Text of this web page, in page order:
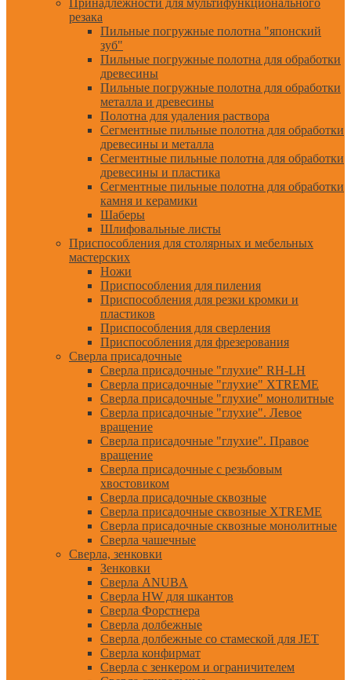
Принадлежности для мультифункционального
резака
Пильные погружные полотна "японский
зуб"
Пильные погружные полотна для обработки
древесины
Пильные погружные полотна для обработки
металла и древесины
Полотна для удаления раствора
Сегментные пильные полотна для обработки
древесины и металла
Сегментные пильные полотна для обработки
древесины и пластика
Сегментные пильные полотна для обработки
камня и керамики
Шаберы
Шлифовальные листы
Приспособления для столярных и мебельных
мастерских
Ножи
Приспособления для пиления
Приспособления для резки кромки и
пластиков
Приспособления для сверления
Приспособления для фрезерования
Сверла присадочные
Сверла присадочные "глухие" RH-LH
Сверла присадочные "глухие" XTREME
Сверла присадочные "глухие" монолитные
Сверла присадочные "глухие". Левое
вращение
Сверла присадочные "глухие". Правое
вращение
Сверла присадочные с резьбовым
хвостовиком
Сверла присадочные сквозные
Сверла присадочные сквозные XTREME
Сверла присадочные сквозные монолитные
Сверла чашечные
Сверла, зенковки
Зенковки
Сверла ANUBA
Сверла HW для шкантов
Сверла Форстнера
Сверла долбежные
Сверла долбежные со стамеской для JET
Сверла конфирмат
Сверла с зенкером и ограничителем